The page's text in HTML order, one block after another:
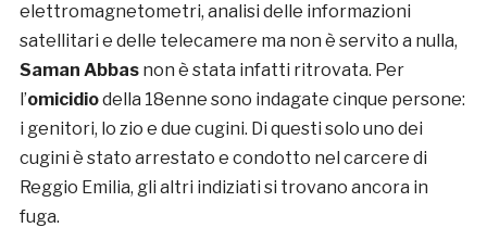
elettromagnetometri, analisi delle informazioni
satellitari e delle telecamere ma non è servito a nulla,
Saman Abbas non è stata infatti ritrovata. Per
l’omicidiodella 18enne sono indagate cinque persone:
i genitori, lo zio e due cugini. Di questi solo uno dei
cugini è stato arrestato e condotto nel carcere di
Reggio Emilia, gli altri indiziati si trovano ancora in
fuga.